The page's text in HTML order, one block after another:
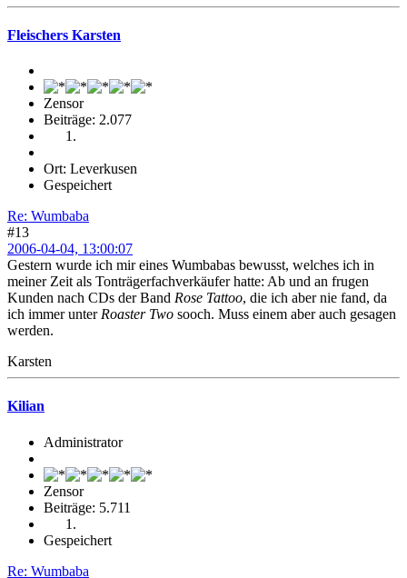
Fleischers Karsten
Zensor
Beiträge: 2.077
Ort: Leverkusen
Gespeichert
Re: Wumbaba
#13
2006-04-04, 13:00:07
Gestern wurde ich mir eines Wumbabas bewusst, welches ich in
meiner Zeit als Tonträgerfachverkäufer hatte: Ab und an frugen
Kunden nach CDs der Band Rose Tattoo, die ich aber nie fand, da
ich immer unter Roaster Two sooch. Muss einem aber auch gesagen
werden.
Karsten
Kilian
Administrator
Zensor
Beiträge: 5.711
Gespeichert
Re: Wumbaba